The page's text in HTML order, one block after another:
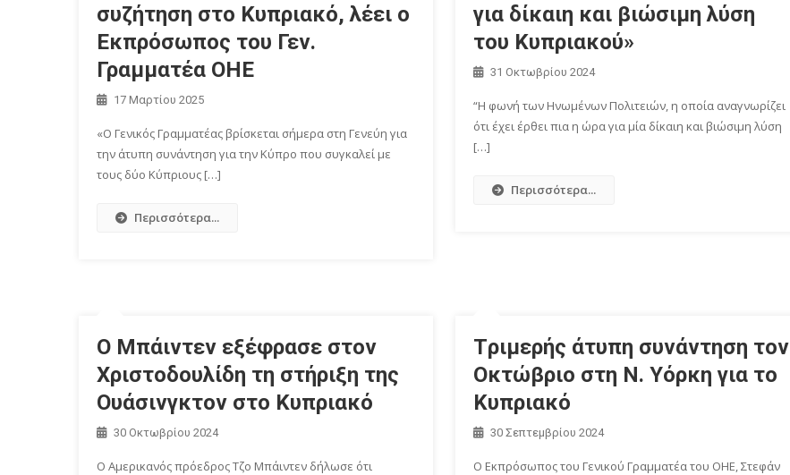
συζήτηση στο Κυπριακό, λέει ο
Εκπρόσωπος του Γεν.
Γραμματέα ΟΗΕ
17 Μαρτίου 2025
«Ο Γενικός Γραμματέας βρίσκεται σήμερα στη Γενεύη για
την άτυπη συνάντηση για την Κύπρο που συγκαλεί με
τους δύο Κύπριους […]
Περισσότερα...
για δίκαιη και βιώσιμη λύση
του Κυπριακού»
31 Οκτωβρίου 2024
“H φωνή των Ηνωμένων Πολιτειών, η οποία αναγνωρίζει
ότι έχει έρθει πια η ώρα για μία δίκαιη και βιώσιμη λύση
[…]
Περισσότερα...
Ο Μπάιντεν εξέφρασε στον
Χριστοδουλίδη τη στήριξη της
Ουάσινγκτον στο Κυπριακό
30 Οκτωβρίου 2024
Ο Αμερικανός πρόεδρος Τζο Μπάιντεν δήλωσε ότι
Tριμερής άτυπη συνάντηση τον
Οκτώβριο στη Ν. Υόρκη για το
Κυπριακό
30 Σεπτεμβρίου 2024
Ο Εκπρόσωπος του Γενικού Γραμματέα του ΟΗΕ, Στεφάν